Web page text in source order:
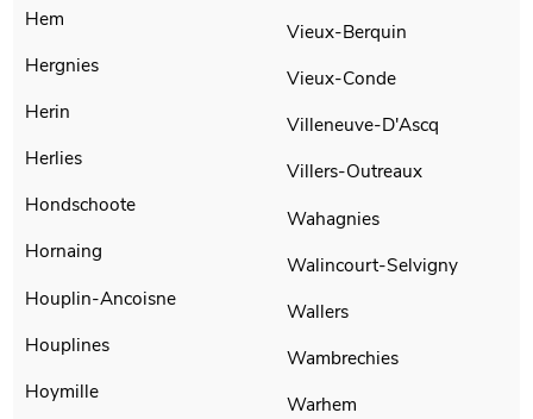
Hem
Hergnies
Herin
Herlies
Hondschoote
Hornaing
Houplin-Ancoisne
Houplines
Hoymille
Vieux-Berquin
Vieux-Conde
Villeneuve-D'Ascq
Villers-Outreaux
Wahagnies
Walincourt-Selvigny
Wallers
Wambrechies
Warhem